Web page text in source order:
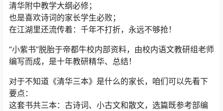
清华附中教学大纲必修；
也是喜欢诗词的家长学生必败；
在江湖里还流传着：千年不打折，永远不够抢！
“小紫书”脱胎于帝都牛校内部资料，由校内语文教研组老师
编写而成，是十年教研精华、总结！
对于不知道《清华三本》是什么的家长，咱们可以先看下
要点：
这套书共三本：古诗词、小古文和散文，选篇既参考部编